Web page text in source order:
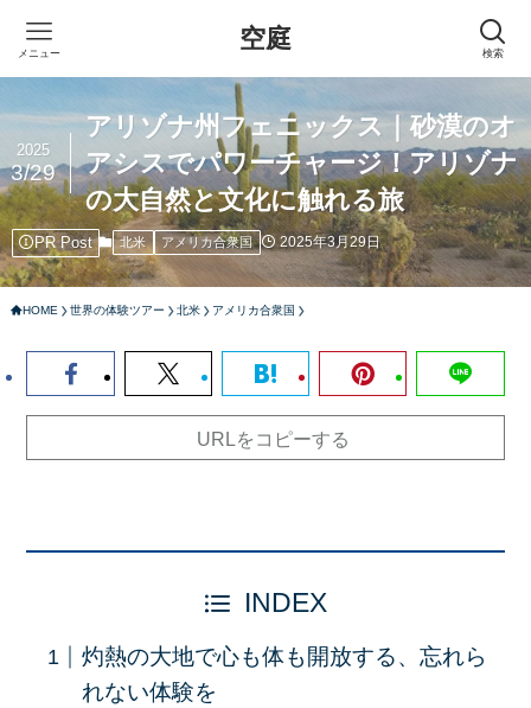
空庭 検索
メニュー
アリゾナ州フェニックス｜砂漠のオ
アシスでパワーチャージ！アリゾナ
の大自然と文化に触れる旅
2025
3/29
PR Post 北米 アメリカ合衆国 2025年3月29日
HOME 世界の体験ツアー 北米 アメリカ合衆国
URLをコピーする
INDEX
灼熱の大地で心も体も開放する、忘れら
れない体験を